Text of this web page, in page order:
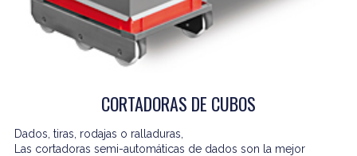
CORTADORAS DE CUBOS
Dados, tiras, rodajas o ralladuras,
Las cortadoras semi-automáticas de dados son la mejor